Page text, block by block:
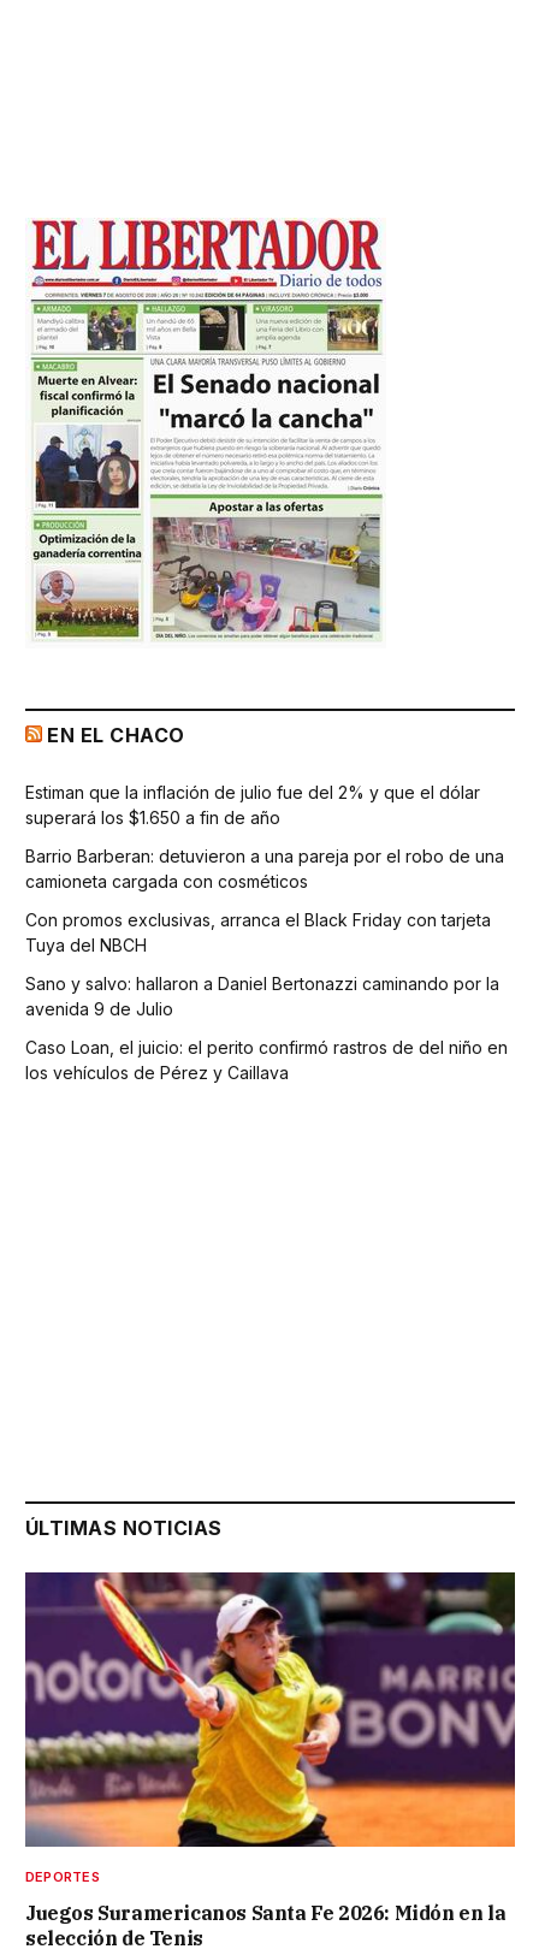
EN EL CHACO
Estiman que la inflación de julio fue del 2% y que el dólar
superará los $1.650 a fin de año
Barrio Barberan: detuvieron a una pareja por el robo de una
camioneta cargada con cosméticos
Con promos exclusivas, arranca el Black Friday con tarjeta
Tuya del NBCH
Sano y salvo: hallaron a Daniel Bertonazzi caminando por la
avenida 9 de Julio
Caso Loan, el juicio: el perito confirmó rastros de del niño en
los vehículos de Pérez y Caillava
ÚLTIMAS NOTICIAS
DEPORTES
Juegos Suramericanos Santa Fe 2026: Midón en la
selección de Tenis